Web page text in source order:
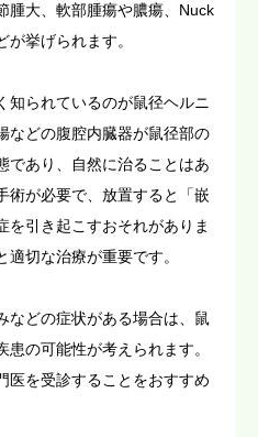
腫大、軟部腫瘍や膿瘍、Nuck
挙げられます。
知られているのが鼠径ヘルニ
などの腹腔内臓器が鼠径部の
であり、自然に治ることはあ
術が必要で、放置すると「嵌
を引き起こすおそれがありま
切な治療が重要です。
などの症状がある場合は、鼠
の可能性が考えられます。
医を受診することをおすすめ